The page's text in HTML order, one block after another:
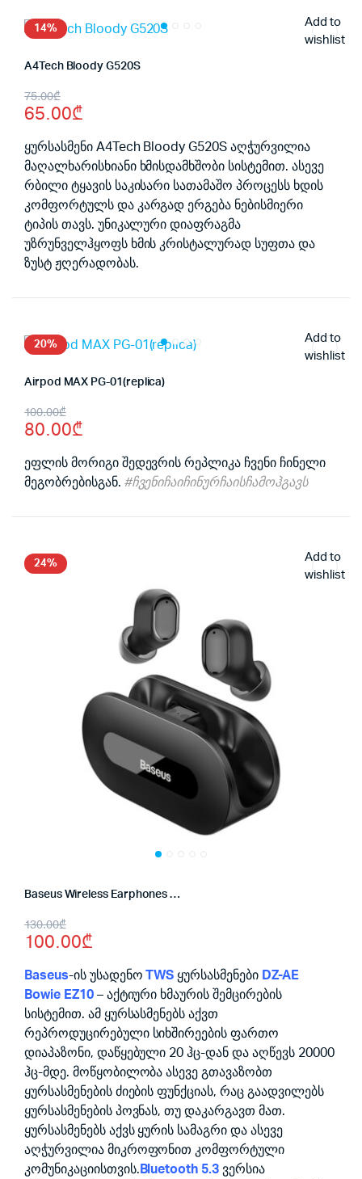
14%
Add to
wishlist
A4Tech Bloody G520S
75.00₾
Original
price
was:
75.00₾.
65.00₾
Current
price
is:
65.00₾.
ყურსასმენი A4Tech Bloody G520S აღჭურვილია
მაღალხარისხიანი ხმისდამხშობი სისტემით. ასევე
რბილი ტყავის საკისარი სათამაშო პროცესს ხდის
კომფორტულს და კარგად ერგება ნებისმიერი
ტიპის თავს. უნიკალური დიაფრაგმა
უზრუნველჰყოფს ხმის კრისტალურად სუფთა და
ზუსტ ჟღერადობას.
20%
Add to
wishlist
Airpod MAX PG-01(replica)
100.00₾
Original
price
was:
100.00₾.
80.00₾
Current
price
is:
80.00₾.
ეფლის მორიგი შედევრის რეპლიკა ჩვენი ჩინელი
მეგობრებისგან. #ჩვენიჩაიჩინურჩაისჩამოჰგავს
24%
Add to
wishlist
Baseus Wireless Earphones DZ-AE Bowie EZ10
130.00₾
Original
price
was:
130.00₾.
100.00₾
Current
price
is:
100.00₾.
Baseus-ის უსადენოTWS ყურსასმენები DZ-AE
Bowie EZ10– აქტიური ხმაურის შემცირების
სისტემით. ამ ყურსასმენებს აქვთ
რეპროდუცირებული სიხშირეების ფართო
დიაპაზონი, დაწყებული 20 ჰც-დან და აღწევს 20000
ჰც-მდე. მოწყობილობა ასევე გთავაზობთ
ყურსასმენების ძიების ფუნქციას, რაც გაადვილებს
ყურსასმენების პოვნას, თუ დაკარგავთ მათ.
ყურსასმენებს აქვს ყურის სამაგრი და ასევე
აღჭურვილია მიკროფონით კომფორტული
კომუნიკაციისთვის. Bluetooth 5.3 ვერსია